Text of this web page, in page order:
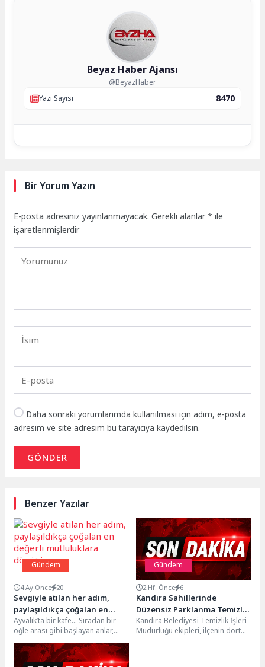
Beyaz Haber Ajansı
@BeyazHaber
Yazı Sayısı
8470
Bir Yorum Yazın
E-posta adresiniz yayınlanmayacak. Gerekli alanlar* ile
işaretlenmişlerdir
Daha sonraki yorumlarımda kullanılması için adım, e-posta
adresim ve site adresim bu tarayıcıya kaydedilsin.
GÖNDER
Benzer Yazılar
Gündem
4 Ay Önce 20
Sevgiyle atılan her adım,
paylaşıldıkça çoğalan en
değerli mutluluklara
dönüşüyor
Ayvalık’ta bir kafe… Sıradan bir
öğle arası gibi başlayan anlar,
kısa sürede unutulmayacak bir
mutluluğa...
Gündem
2 Hf. Önce 6
Kandıra Sahillerinde
Düzensiz Parklanma Temizlik
Hizmetlerini Zorlaştırıyor
Kandıra Belediyesi Temizlik İşleri
Müdürlüğü ekipleri, ilçenin dört